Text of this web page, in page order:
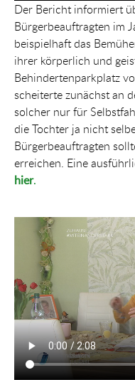
Der Bericht informiert
Bürgerbeauftragten im
beispielhaft das
ihrer körperlich und
Behindertenparkplatz
scheiterte zunächst an
solcher nur für
die Tochter ja nicht
Bürgerbeauftragten
erreichen. Eine
hier.